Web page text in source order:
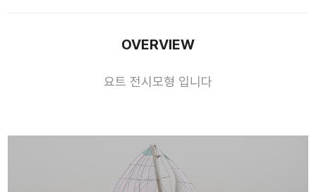
OVERVIEW
요트 전시모형 입니다